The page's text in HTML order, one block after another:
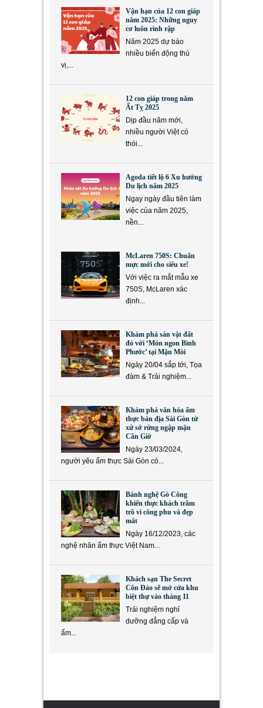
Vận hạn của 12 con giáp
năm 2025: Những nguy
cơ luôn rình rập
Năm 2025 dự báo
nhiều biến động thú
vị,...
12 con giáp trong năm
Ất Tỵ 2025
Dịp đầu năm mới,
nhiều người Việt có
thói...
Agoda tiết lộ 6 Xu hướng
Du lịch năm 2025
Ngay ngày đầu tiên làm
việc của năm 2025,
nền...
McLaren 750S: Chuẩn
mực mới cho siêu xe!
Với việc ra mắt mẫu xe
750S, McLaren xác
định...
Khám phá sản vật đất
đỏ với ‘Món ngon Bình
Phước’ tại Mặn Mòi
Ngày 20/04 sắp tới, Tọa
đàm & Trải nghiệm...
Khám phá văn hóa ẩm
thực bản địa Sài Gòn từ
xứ sở rừng ngập mặn
Cần Giờ
Ngày 23/03/2024,
người yêu ẩm thực Sài Gòn có...
Bánh nghệ Gò Công
khiến thực khách trầm
trồ vì công phu và đẹp
mắt
Ngày 16/12/2023, các
nghệ nhân ẩm thực Việt Nam...
Khách sạn The Secret
Côn Đảo sẽ mở cửa khu
biệt thự vào tháng 11
Trải nghiệm nghỉ
dưỡng đẳng cấp và
ẩm...